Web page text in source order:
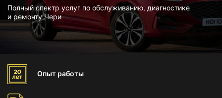
Полный спектр услуг по обслуживанию, диагностике
и ремонту Чери
Опыт работы